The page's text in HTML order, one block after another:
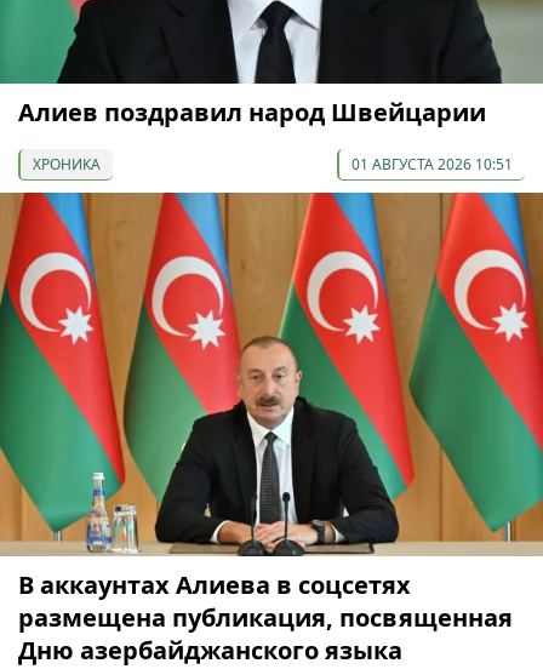
Алиев поздравил народ Швейцарии
ХРОНИКА 01 АВГУСТА 2026 10:51
В аккаунтах Алиева в соцсетях
размещена публикация, посвященная
Дню азербайджанского языка